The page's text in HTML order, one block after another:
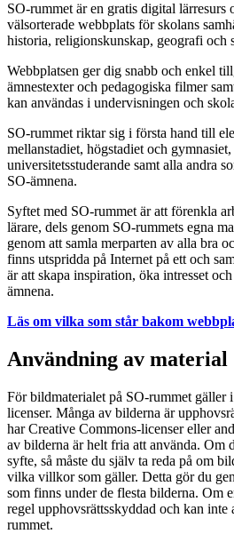
SO-rummet är en gratis digital lärresurs
välsorterade webbplats för skolans
historia, religionskunskap, geografi och
Webbplatsen ger dig snabb och enkel
ämnestexter och pedagogiska filmer
kan användas i undervisningen och
SO-rummet riktar sig i första hand till
mellanstadiet, högstadiet och
universitetsstuderande samt alla andra
SO-ämnena.
Syftet med SO-rummet är att förenkla
lärare, dels genom SO-rummets egna
genom att samla merparten av alla bra
finns utspridda på Internet på ett och
är att skapa inspiration, öka intresset
ämnena.
Läs om vilka som står bakom
Användning av material
För bildmaterialet på SO-rummet gäller
licenser. Många av bilderna är
har Creative Commons-licenser eller
av bilderna är helt fria att använda. Om
syfte, så måste du själv ta reda på om
vilka villkor som gäller. Detta gör du
som finns under de flesta bilderna. Om
regel upphovsrättsskyddad och kan inte
rummet.